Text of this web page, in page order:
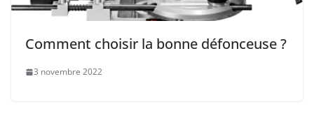
Comment choisir la bonne défonceuse ?
3 novembre 2022